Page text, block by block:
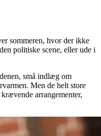
sommeren, hvor der ikke
politiske scene, eller ude i
små indlæg om
Men de helt store
arrangementer,